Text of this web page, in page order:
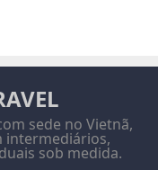
sede no Vietnã,
intermediários,
sob medida.